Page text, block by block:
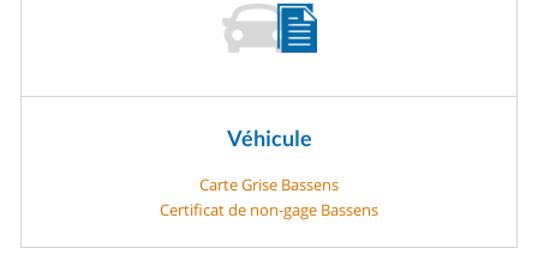
Véhicule
Carte Grise Bassens
Certificat de non-gage Bassens